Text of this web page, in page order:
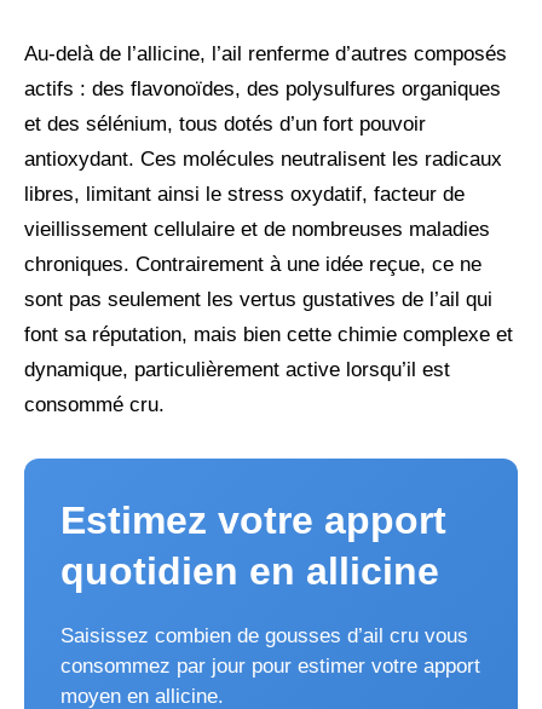
Au-delà de l’allicine, l’ail renferme d’autres composés
actifs : des flavonoïdes, des polysulfures organiques
et des sélénium, tous dotés d’un fort pouvoir
antioxydant. Ces molécules neutralisent les radicaux
libres, limitant ainsi le stress oxydatif, facteur de
vieillissement cellulaire et de nombreuses maladies
chroniques. Contrairement à une idée reçue, ce ne
sont pas seulement les vertus gustatives de l’ail qui
font sa réputation, mais bien cette chimie complexe et
dynamique, particulièrement active lorsqu’il est
consommé cru.
Estimez votre apport
quotidien en allicine
Saisissez combien de gousses d’ail cru vous
consommez par jour pour estimer votre apport
moyen en allicine.